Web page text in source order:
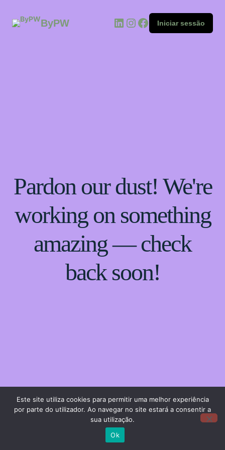
ByPW Iniciar sessão
Pardon our dust! We're
working on something
amazing — check
back soon!
Este site utiliza cookies para permitir uma melhor experiência
por parte do utilizador. Ao navegar no site estará a consentir a
sua utilização.
Ok